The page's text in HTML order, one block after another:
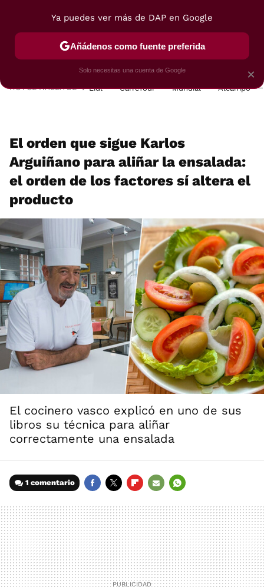
POSTRES VIAJES SELECCIÓN VEGUI
HOY SE HABLA DE Lidl Carrefour Mundial Alcampo
El orden que sigue Karlos
Arguiñano para aliñar la ensalada:
el orden de los factores sí altera el
producto
El cocinero vasco explicó en uno de sus
libros su técnica para aliñar
correctamente una ensalada
1 comentario
MAIL
×
Ya puedes ver más de DAP en Google
Añádenos como fuente preferida
Solo necesitas una cuenta de Google